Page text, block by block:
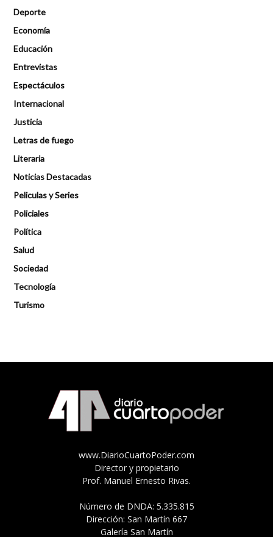
Deporte
Economía
Educación
Entrevistas
Espectáculos
Internacional
Justicia
Letras de fuego
Literaria
Noticias Destacadas
Peliculas y Series
Policiales
Política
Salud
Sociedad
Tecnología
Turismo
www.DiarioCuartoPoder.com
Director y propietario
Prof. Manuel Ernesto Rivas.
Número de DNDA: 5.335.815
Dirección: San Martín 667
Galería San Martín